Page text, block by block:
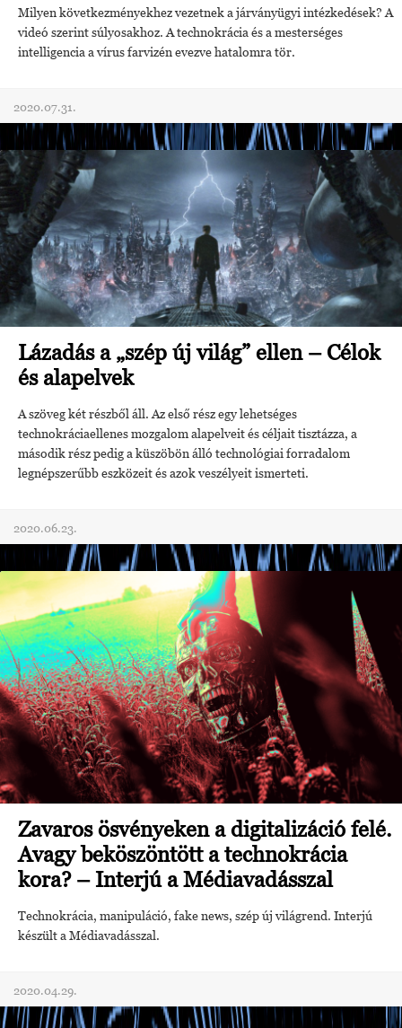
Milyen következményekhez vezetnek a járványügyi intézkedések? A
videó szerint súlyosakhoz. A technokrácia és a mesterséges
intelligencia a vírus farvizén evezve hatalomra tör.
2020.07.31.
Lázadás a „szép új világ” ellen – Célok
és alapelvek
A szöveg két részből áll. Az első rész egy lehetséges
technokráciaellenes mozgalom alapelveit és céljait tisztázza, a
második rész pedig a küszöbön álló technológiai forradalom
legnépszerűbb eszközeit és azok veszélyeit ismerteti.
2020.06.23.
Zavaros ösvényeken a digitalizáció felé.
Avagy beköszöntött a technokrácia
kora? – Interjú a Médiavadásszal
Technokrácia, manipuláció, fake news, szép új világrend. Interjú
készült a Médiavadásszal.
2020.04.29.